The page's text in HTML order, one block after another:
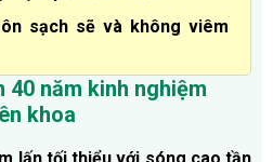
sạch sẽ và không viêm
40 năm kinh nghiệm
khoa
lấn tối thiểu với sóng cao tần